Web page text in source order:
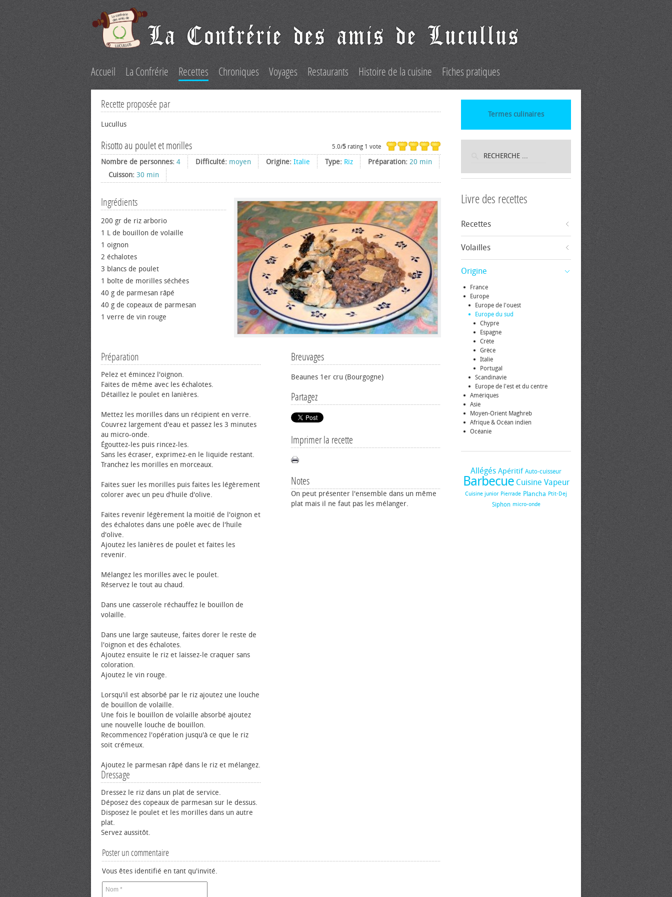
Accueil La Confrérie Recettes Chroniques Voyages Restaurants Histoire de la cuisine Fiches pratiques
Recette proposée par
Lucullus
Risotto au poulet et morilles 5.0/5 rating 1 vote
Nombre de personnes: 4 Difficulté: moyen Origine: Italie Type: Riz Préparation: 20 min
Cuisson: 30 min
Ingrédients
200 gr de riz arborio
1 L de bouillon de volaille
1 oignon
2 échalotes
3 blancs de poulet
1 boîte de morilles séchées
40 g de parmesan râpé
40 g de copeaux de parmesan
1 verre de vin rouge
Breuvages
Beaunes 1er cru (Bourgogne)
Partagez
Imprimer la recette
Notes
On peut présenter l'ensemble dans un même
plat mais il ne faut pas les mélanger.
Préparation
Pelez et émincez l'oignon.
Faites de même avec les échalotes.
Détaillez le poulet en lanières.
Mettez les morilles dans un récipient en verre.
Couvrez largement d'eau et passez les 3 minutes
au micro-onde.
Égouttez-les puis rincez-les.
Sans les écraser, exprimez-en le liquide restant.
Tranchez les morilles en morceaux.
Faites suer les morilles puis faites les légèrement
colorer avec un peu d'huile d'olive.
Faites revenir légèrement la moitié de l'oignon et
des échalotes dans une poêle avec de l'huile
d'olive.
Ajoutez les lanières de poulet et faites les
revenir.
Mélangez les morilles avec le poulet.
Réservez le tout au chaud.
Dans une casserole réchauffez le bouillon de
volaille.
Dans une large sauteuse, faites dorer le reste de
l'oignon et des échalotes.
Ajoutez ensuite le riz et laissez-le craquer sans
coloration.
Ajoutez le vin rouge.
Lorsqu'il est absorbé par le riz ajoutez une louche
de bouillon de volaille.
Une fois le bouillon de volaille absorbé ajoutez
une nouvelle louche de bouillon.
Recommencez l'opération jusqu'à ce que le riz
soit crémeux.
Ajoutez le parmesan râpé dans le riz et mélangez.
Dressage
Dressez le riz dans un plat de service.
Déposez des copeaux de parmesan sur le dessus.
Disposez le poulet et les morilles dans un autre
plat.
Servez aussitôt.
Poster un commentaire
Vous êtes identifié en tant qu'invité.
Termes culinaires
Livre des recettes
Recettes
Volailles
Origine
France
Europe
Europe de l'ouest
Europe du sud
Chypre
Espagne
Crète
Grèce
Italie
Portugal
Scandinavie
Europe de l'est et du centre
Amériques
Asie
Moyen-Orient Maghreb
Afrique & Océan indien
Océanie
Allégés Apéritif Auto-cuisseur
Barbecue Cuisine Vapeur
Cuisine junior Pierrade Plancha Ptit-Dej
Siphon micro-onde